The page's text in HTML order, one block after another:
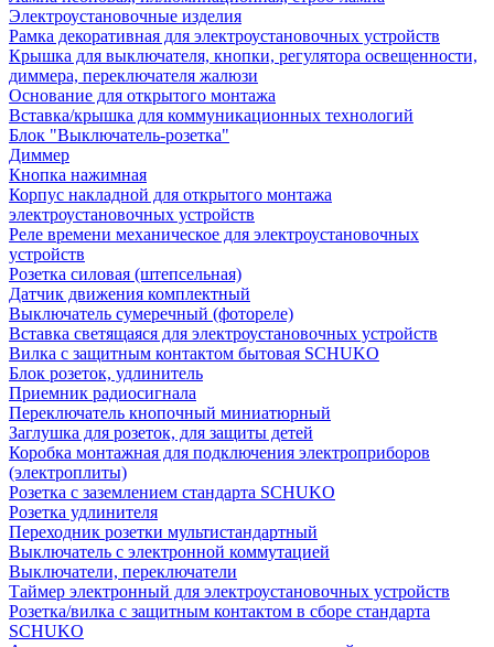
Электроустановочные изделия
Рамка декоративная для электроустановочных устройств
Крышка для выключателя, кнопки, регулятора освещенности,
диммера, переключателя жалюзи
Основание для открытого монтажа
Вставка/крышка для коммуникационных технологий
Блок "Выключатель-розетка"
Диммер
Кнопка нажимная
Корпус накладной для открытого монтажа
электроустановочных устройств
Реле времени механическое для электроустановочных
устройств
Розетка силовая (штепсельная)
Датчик движения комплектный
Выключатель сумеречный (фотореле)
Вставка светящаяся для электроустановочных устройств
Вилка с защитным контактом бытовая SCHUKO
Блок розеток, удлинитель
Приемник радиосигнала
Переключатель кнопочный миниатюрный
Заглушка для розеток, для защиты детей
Коробка монтажная для подключения электроприборов
(электроплиты)
Розетка с заземлением стандарта SCHUKO
Розетка удлинителя
Переходник розетки мультистандартный
Выключатель с электронной коммутацией
Выключатели, переключатели
Таймер электронный для электроустановочных устройств
Розетка/вилка с защитным контактом в сборе стандарта
SCHUKO